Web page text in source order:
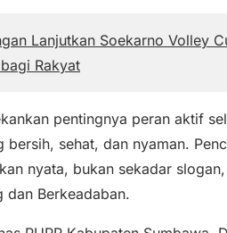
Lanjutkan Soekarno Volley
Rakyat
pentingnya peran aktif
sehat, dan nyaman.
nyata, bukan sekadar
dan Berkeadaban.